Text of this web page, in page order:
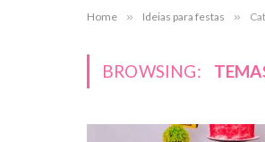
Home » Ideias para festas »
BROWSING: